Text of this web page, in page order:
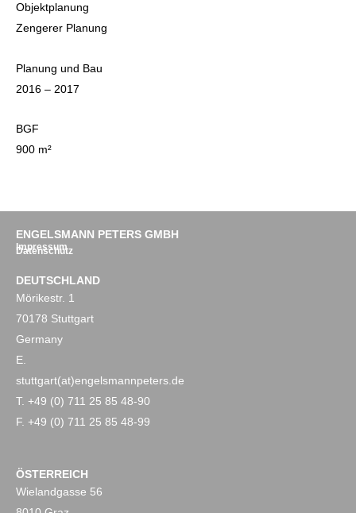
Objektplanung
Zengerer Planung
Planung und Bau
2016 – 2017
BGF
900 m²
ENGELSMANN PETERS GMBH
Impressum
Datenschutz
DEUTSCHLAND
Mörikestr. 1
70178 Stuttgart
Germany
E.
stuttgart(at)engelsmannpeters.de
T. +49 (0) 711 25 85 48-90
F. +49 (0) 711 25 85 48-99
ÖSTERREICH
Wielandgasse 56